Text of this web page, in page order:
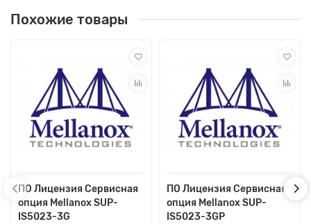
Похожие товары
ПО Лицензия Сервисная
опция Mellanox SUP-
IS5023-3G
ПО Лицензия Сервисная
опция Mellanox SUP-
IS5023-3GP